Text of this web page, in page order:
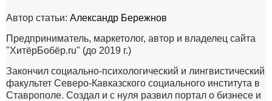
Автор статьи: Александр Бережнов
Предприниматель, маркетолог, автор и владелец сайта
"ХитёрБобёр.ru" (до 2019 г.)
Закончил социально-психологический и лингвистический
факультет Северо-Кавказского социального института в
Ставрополе. Создал и с нуля развил портал о бизнесе и